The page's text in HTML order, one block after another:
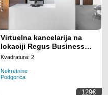
Virtuelna kancelarija na
lokaciji Regus Business
Tower Montenegro
Kvadratura: 2
Nekretnine
Podgorica
129€